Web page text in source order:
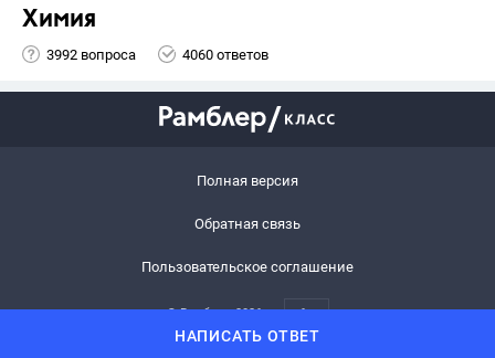
НАПИСАТЬ ОТВЕТ
Химия
3992 вопроса 4060 ответов
Полная версия
Обратная связь
Пользовательское соглашение
© Рамблер,2026 6+